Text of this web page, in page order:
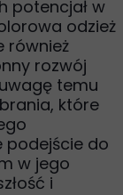
potencjał w
odzież
również
rozwój
temu
które
podejście do
w jego
i